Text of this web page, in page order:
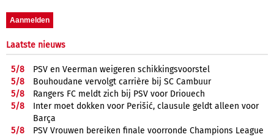
Laatste nieuws
5/8
PSV en Veerman weigeren schikkingsvoorstel
5/8
Bouhoudane vervolgt carrière bij SC Cambuur
5/8
Rangers FC meldt zich bij PSV voor Driouech
5/8
Inter moet dokken voor Perišić, clausule geldt alleen voor
Barça
5/8
PSV Vrouwen bereiken finale voorronde Champions League